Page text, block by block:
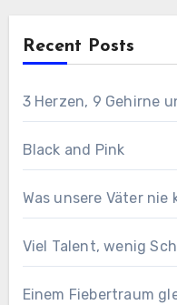
Recent Posts
3 Herzen, 9 Gehirne
Black and Pink
Was unsere Väter nie
Viel Talent, wenig
Einem Fiebertraum